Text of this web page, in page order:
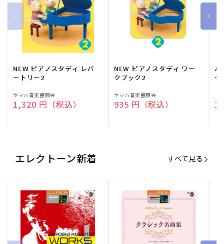
NEW ピアノスタディ レパ
ートリー2
販
売
ヤマハ音楽振興会
通常価格
1,320 円（税込）
NEW ピアノスタディ ワー
クブック2
販
売
ヤマハ音楽振興会
通常価格
935 円（税込）
バ
ク
売
エレクトーン新着 すべて見る